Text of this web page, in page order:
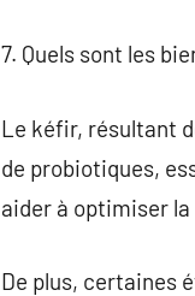
7. Quels sont les
Le kéfir, résultant
de probiotiques,
aider à optimiser
De plus, certaines